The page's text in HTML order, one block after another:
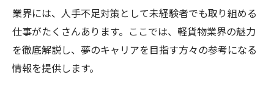
業界には、人手不足対策として未経験者でも取り組める
仕事がたくさんあります。ここでは、軽貨物業界の魅力
を徹底解説し、夢のキャリアを目指す方々の参考になる
情報を提供します。